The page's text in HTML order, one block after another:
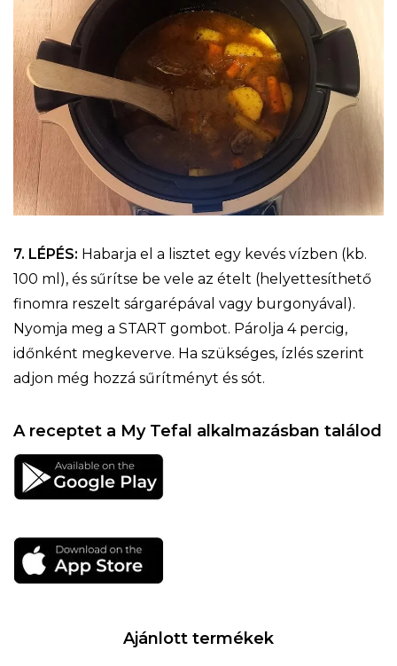
7. LÉPÉS: Habarja el a lisztet egy kevés vízben (kb.
100 ml), és sűrítse be vele az ételt (helyettesíthető
finomra reszelt sárgarépával vagy burgonyával).
Nyomja meg a START gombot. Párolja 4 percig,
időnként megkeverve. Ha szükséges, ízlés szerint
adjon még hozzá sűrítményt és sót.
A receptet a My Tefal alkalmazásban találod
Ajánlott termékek